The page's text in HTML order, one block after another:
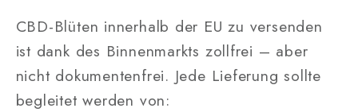
CBD-Blüten innerhalb der EU zu versenden
ist dank des Binnenmarkts zollfrei – aber
nicht dokumentenfrei. Jede Lieferung sollte
begleitet werden von: